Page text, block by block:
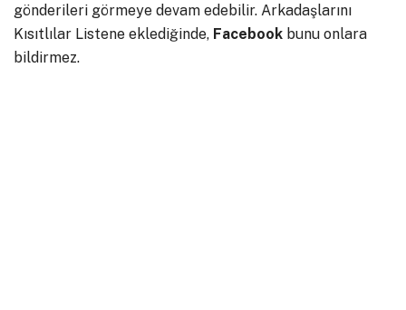
gönderileri görmeye devam edebilir. Arkadaşlarını
Kısıtlılar Listene eklediğinde, Facebook bunu onlara
bildirmez.